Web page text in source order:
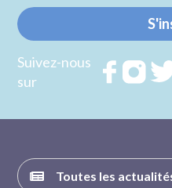
Suivez-nous
sur
Toutes les